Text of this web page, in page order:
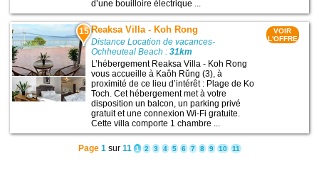
d’une bouilloire électrique ...
15 Reaksa Villa - Koh Rong
Distance Location de vacances-
Ochheuteal Beach :31km
L’hébergement Reaksa Villa - Koh Rong
vous accueille à Kaôh Rŭng (3), à
proximité de ce lieu d’intérêt : Plage de Ko
Toch. Cet hébergement met à votre
disposition un balcon, un parking privé
gratuit et une connexion Wi-Fi gratuite.
Cette villa comporte 1 chambre ...
VOIR
L'OFFRE
Page 1sur 11 1 2 3 4 5 6 7 8 9 10 11